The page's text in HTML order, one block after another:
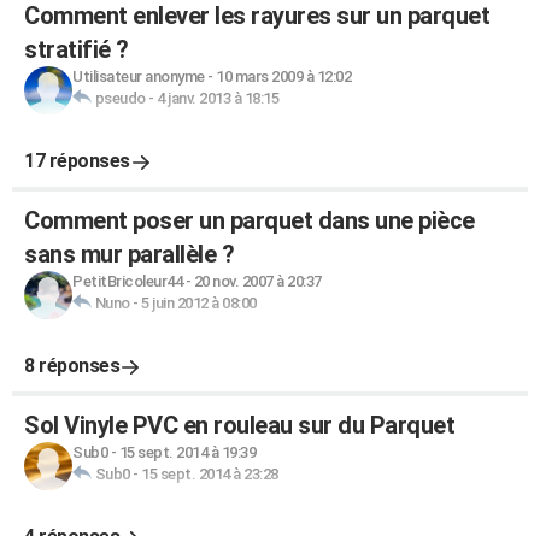
Comment enlever les rayures sur un parquet
stratifié ?
Utilisateur anonyme- 10 mars 2009 à 12:02
pseudo- 4 janv. 2013 à 18:15
17 réponses
Comment poser un parquet dans une pièce
sans mur parallèle ?
PetitBricoleur44- 20 nov. 2007 à 20:37
Nuno- 5 juin 2012 à 08:00
8 réponses
Sol Vinyle PVC en rouleau sur du Parquet
Sub0- 15 sept. 2014 à 19:39
Sub0- 15 sept. 2014 à 23:28